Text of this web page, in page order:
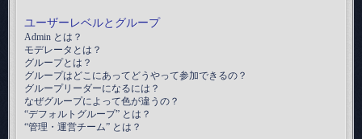
ユーザーレベルとグループ
Admin とは？
モデレータとは？
グループとは？
グループはどこにあってどうやって参加できるの？
グループリーダーになるには？
なぜグループによって色が違うの？
“デフォルトグループ” とは？
“管理・運営チーム” とは？